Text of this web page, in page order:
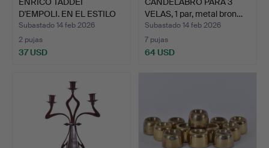
D'EMPOLI. EN EL ESTILO
DE. c…
Subastado 14 feb 2026
2 pujas
37 USD
VELAS, 1 par, metal bron…
Subastado 14 feb 2026
7 pujas
64 USD